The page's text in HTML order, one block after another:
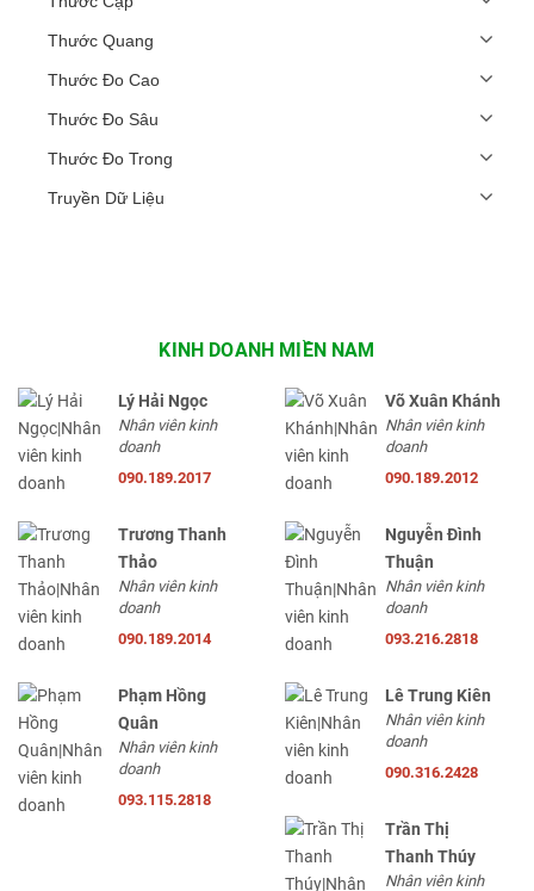
Thước Quang
Thước Đo Cao
Thước Đo Sâu
Thước Đo Trong
Truyền Dữ Liệu
KINH DOANH MIỀN NAM
Lý Hải Ngọc
Nhân viên kinh
doanh
090.189.2017
Võ Xuân Khánh
Nhân viên kinh
doanh
090.189.2012
Trương Thanh
Thảo
Nhân viên kinh
doanh
090.189.2014
Nguyễn Đình
Thuận
Nhân viên kinh
doanh
093.216.2818
Phạm Hồng
Quân
Nhân viên kinh
doanh
093.115.2818
Lê Trung Kiên
Nhân viên kinh
doanh
090.316.2428
Trần Thị
Thanh Thúy
Nhân viên kinh